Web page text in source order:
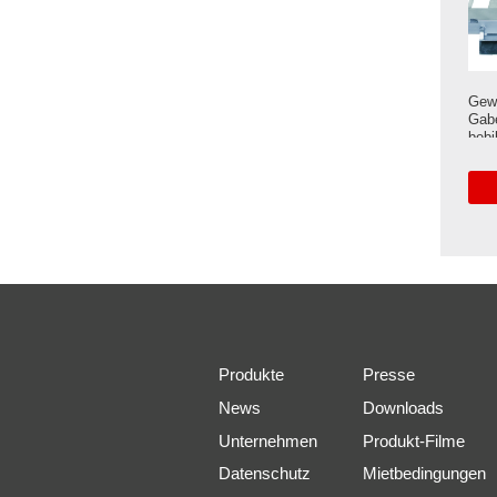
Produkte
News
Unternehmen
Datenschutz
Presse
Downloads
Produkt-Filme
Mietbedingungen